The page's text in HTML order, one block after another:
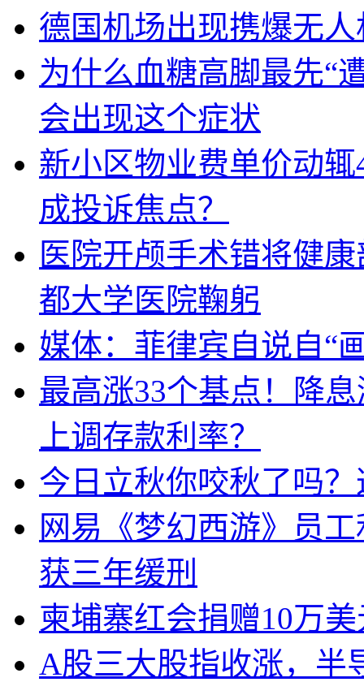
德国机场出现携爆无
为什么血糖高脚最先“
会出现这个症状
新小区物业费单价动
成投诉焦点？
医院开颅手术错将健
都大学医院鞠躬
媒体：菲律宾自说自“
最高涨33个基点！降
上调存款利率？
今日立秋你咬秋了吗
网易《梦幻西游》员
获三年缓刑
柬埔寨红会捐赠10万
A股三大股指收涨，半